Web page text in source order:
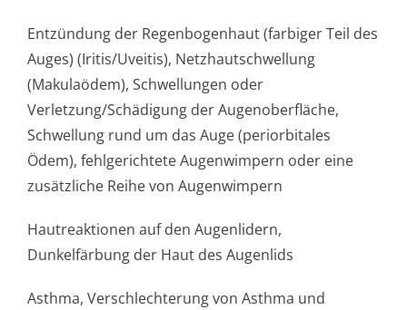
Entzündung der Regenbogenhaut (farbiger Teil des
Auges) (Iritis/Uveitis), Netzhautschwellung
(Makulaödem), Schwellungen oder
Verletzung/Schädi­gung der Augenoberfläche,
Schwellung rund um das Auge (periorbitales
Ödem), fehlgerichtete Augenwimpern oder eine
zusätzliche Reihe von Augenwimpern
Hautreaktionen auf den Augenlidern,
Dunkelfärbung der Haut des Augenlids
Asthma, Verschlechterung von Asthma und